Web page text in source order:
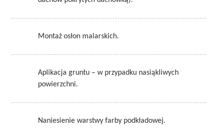
Montaż osłon malarskich.
Aplikacja gruntu – w przypadku nasiąkliwych
powierzchni.
Naniesienie warstwy farby podkładowej.